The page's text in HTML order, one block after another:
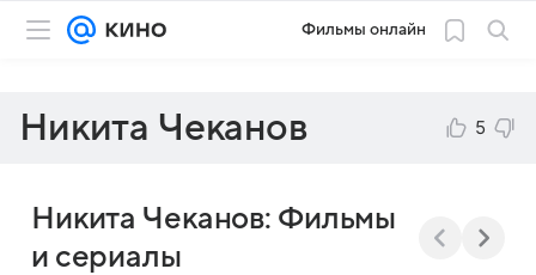
Фильмы онлайн
Никита Чеканов 5
Никита Чеканов: Фильмы
и сериалы